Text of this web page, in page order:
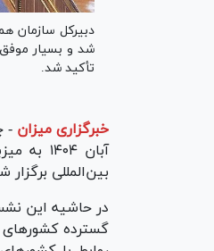
شد و بسیار
تأکید شد.
خبرگزاری میزان -
آبان
بین‌المللی برگزار
در حاشیه این
گسترده